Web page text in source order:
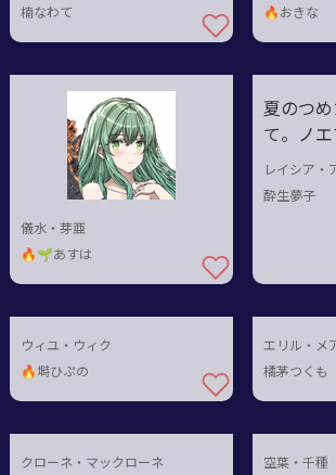
楠なわて
🔥おきな
儀水・芽亜
🔥🌱あすは
夏のつ
て。ノ
酔生夢子
ウィユ・ウィク
🔥塒ひぷの
エリル・メ
橘茅つくも
クローネ・マックローネ 空葉・千種